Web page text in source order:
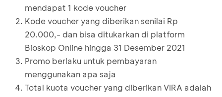
mendapat 1 kode voucher
Kode voucher yang diberikan senilai Rp
20.000,- dan bisa ditukarkan di platform
Bioskop Online hingga 31 Desember 2021
Promo berlaku untuk pembayaran
menggunakan apa saja
Total kuota voucher yang diberikan VIRA adalah